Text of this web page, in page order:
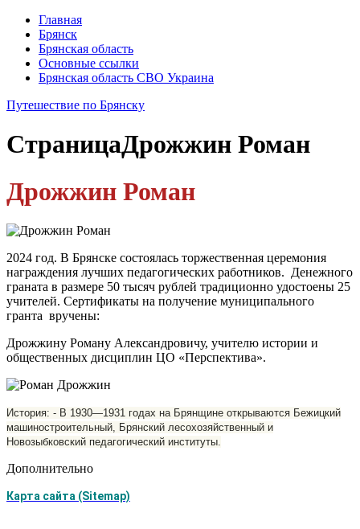
Главная
Брянск
Брянская область
Основные ссылки
Брянская область СВО Украина
Путешествие по Брянску
СтраницаДрожжин Роман
Дрожжин Роман
2024 год. В Брянске состоялась торжественная церемония
награждения лучших педагогических работников. Денежного
граната в размере 50 тысяч рублей традиционно удостоены 25
учителей. Сертификаты на получение муниципального
гранта вручены:
Дрожжину Роману Александровичу, учителю истории и
общественных дисциплин ЦО «Перспектива».
История: - В 1930—1931 годах на Брянщине открываются Бежицкий
машиностроительный, Брянский лесохозяйственный и
Новозыбковский педагогический институты.
Дополнительно
Карта сайта (Sitemap)